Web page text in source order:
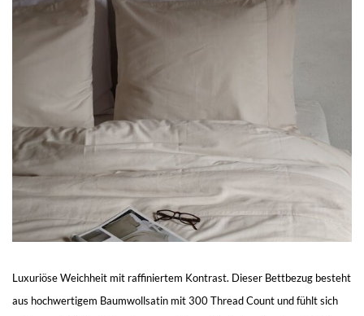
Bath
Sale
Sale
Mein
Luxuriöse Weichheit mit raffiniertem Kontrast. Dieser Bettbezug besteht
aus hochwertigem Baumwollsatin mit 300 Thread Count und fühlt sich